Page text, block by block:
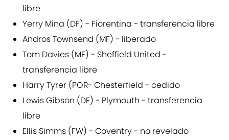
libre
Yerry Mina (DF) - Fiorentina - transferencia libre
Andros Townsend (MF) - liberado
Tom Davies (MF) - Sheffield United -
transferencia libre
Harry Tyrer (POR- Chesterfield - cedido
Lewis Gibson (DF) - Plymouth - transferencia
libre
Ellis Simms (FW) - Coventry - no revelado